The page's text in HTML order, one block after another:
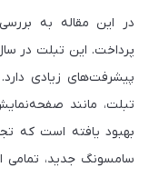
در این مقاله به
پیشرفت‌های زیادی
تبلت، مانند
بهبود یافته است که
سامسونگ جدید، تمامی